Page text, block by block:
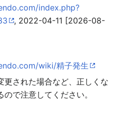
index.php?
, 2022-04-11 [2026-08-
wiki/精子発生
更された場合など、正しくな
で注意してください。